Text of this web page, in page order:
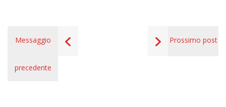
Messaggio
precedente
Prossimo post